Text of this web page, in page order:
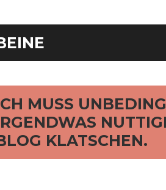
MUSS
KLATSCHEN.